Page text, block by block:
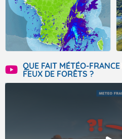
QUE FAIT MÉTÉO-
FEUX DE FORÊTS ?